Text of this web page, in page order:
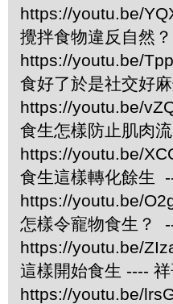
https://youtu.be/
攪拌食物違反自然
https://youtu.be/
食好了於是社交好
https://youtu.be/
食生怎樣防止肌肉
https://youtu.be/
食生這樣轉化餘生
https://youtu.be/
怎樣令寵物食生？
https://youtu.be/
這樣開始食生 ----
https://youtu.be/